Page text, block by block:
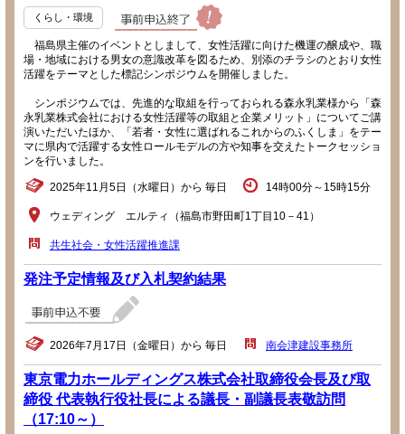
くらし・環境
福島県主催のイベントとしまして、女性活躍に向けた機運の醸成や、職
場・地域における男女の意識改革を図るため、別添のチラシのとおり女性
活躍をテーマとした標記シンポジウムを開催しました。
シンポジウムでは、先進的な取組を行っておられる森永乳業様から「森
永乳業株式会社における女性活躍等の取組と企業メリット」についてご講
演いただいたほか、「若者・女性に選ばれるこれからのふくしま」をテー
マに県内で活躍する女性ロールモデルの方や知事を交えたトークセッショ
ンを行いました。
2025年11月5日（水曜日）から 毎日 14時00分～15時15分
ウェディング エルティ（福島市野田町1丁目10－41）
共生社会・女性活躍推進課
発注予定情報及び入札契約結果
2026年7月17日（金曜日）から 毎日 南会津建設事務所
東京電力ホールディングス株式会社取締役会長及び取
締役 代表執行役社長による議長・副議長表敬訪問
（17:10～）